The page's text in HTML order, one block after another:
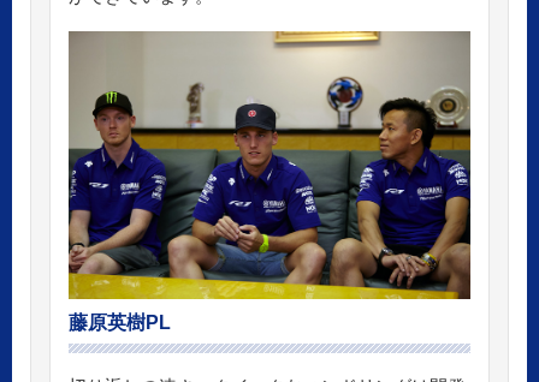
藤原英樹PL